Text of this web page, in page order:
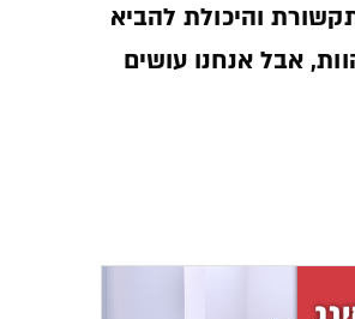
והיכולת להביא
אבל אנחנו עושים